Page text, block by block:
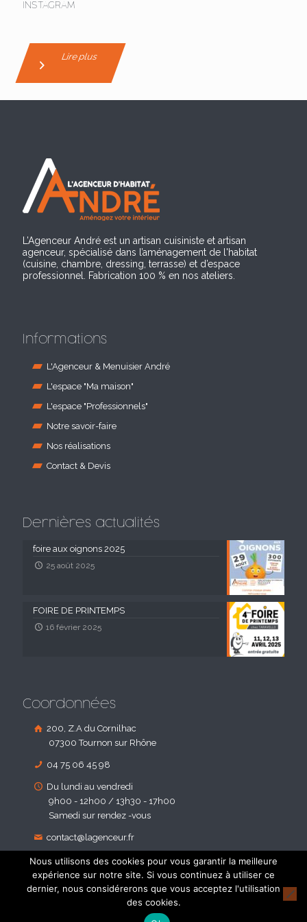
INSTAGRAM
Lire plus
L’Agenceur André est un artisan cuisiniste et artisan
agenceur, spécialisé dans l’aménagement de l'habitat
(cuisine, chambre, dressing, terrasse) et d’espace
professionnel. Fabrication 100 % en nos ateliers.
Informations
L'Agenceur & Menuisier André
L'espace "Ma maison"
L'espace "Professionnels"
Notre savoir-faire
Nos réalisations
Contact & Devis
Dernières actualités
foire aux oignons 2025
25 août 2025
FOIRE DE PRINTEMPS
16 février 2025
Coordonnées
200, Z.A du Cornilhac
07300 Tournon sur Rhône
04 75 06 45 98
Du lundi au vendredi
9h00 - 12h00 / 13h30 - 17h00
Samedi sur rendez -vous
contact@lagenceur.fr
© 2018 Agenceur d'Habitat. Tous droites réservés - Réalisé par
Nous utilisons des cookies pour vous garantir la meilleure
expérience sur notre site. Si vous continuez à utiliser ce
dernier, nous considérerons que vous acceptez l'utilisation
des cookies.